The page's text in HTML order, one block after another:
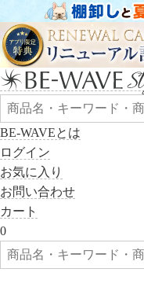
BE-WAVEとは
ログイン
お気に入り
お問い合わせ
カート
0